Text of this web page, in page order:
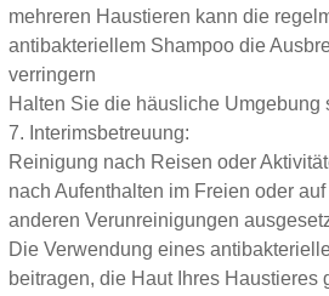
mehreren Haustieren kann die
antibakteriellem Shampoo die
verringern
Halten Sie die häusliche Umgebung
7. Interimsbetreuung:
Reinigung nach Reisen oder
nach Aufenthalten im Freien oder
anderen Verunreinigungen
Die Verwendung eines
beitragen, die Haut Ihres Haustieres